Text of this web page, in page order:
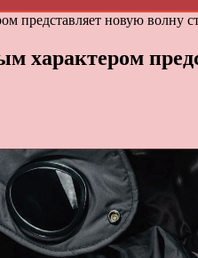
представляет новую волну